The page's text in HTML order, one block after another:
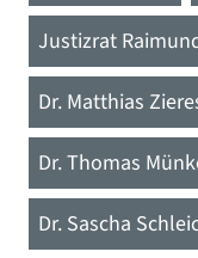
Justizrat
Dr. Matthias
Dr. Thomas
Dr. Sascha